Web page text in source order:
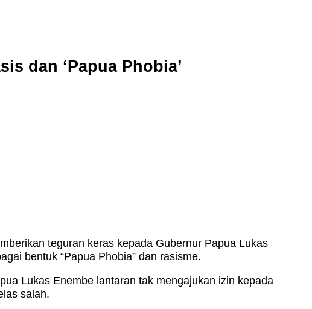
dan ‘Papua Phobia’
teguran keras kepada Gubernur Papua Lukas
bentuk “Papua Phobia” dan rasisme.
Lukas Enembe lantaran tak mengajukan izin kepada
salah.